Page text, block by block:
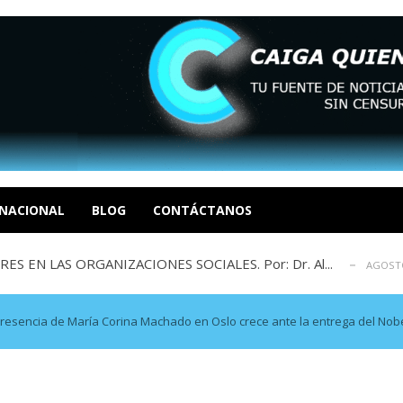
BLOG CONTÁCTANOS
costo del colapso eléctrico en... AGOSTO 7, 2026
Por Dayana Cristina Duzoglou L. AGOSTO 6, 2026
apagones y promesas incumplidas...
EN LAS ORGANIZACIONES SOCIALES. Por: Dr. Al...
en la política: distinc... AGOSTO 7, 2026
costo del colapso eléctrico en... AGOSTO 7, 2026
Por Dayana Cristina Duzoglou L. AGOSTO 6, 2026
apagones y promesas incumplidas... AGOSTO 6, 2026
de María Corina Machado en Oslo crece ante la entrega del